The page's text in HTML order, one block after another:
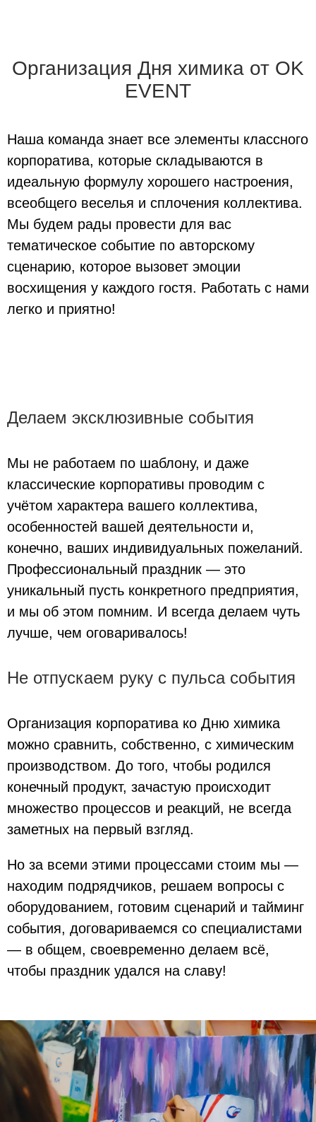
Организация Дня химика от OK
EVENT
Наша команда знает все элементы классного
корпоратива, которые складываются в
идеальную формулу хорошего настроения,
всеобщего веселья и сплочения коллектива.
Мы будем рады провести для вас
тематическое событие по авторскому
сценарию, которое вызовет эмоции
восхищения у каждого гостя. Работать с нами
легко и приятно!
Делаем эксклюзивные события
Мы не работаем по шаблону, и даже
классические корпоративы проводим с
учётом характера вашего коллектива,
особенностей вашей деятельности и,
конечно, ваших индивидуальных пожеланий.
Профессиональный праздник — это
уникальный пусть конкретного предприятия,
и мы об этом помним. И всегда делаем чуть
лучше, чем оговаривалось!
Не отпускаем руку с пульса события
Организация корпоратива ко Дню химика
можно сравнить, собственно, с химическим
производством. До того, чтобы родился
конечный продукт, зачастую происходит
множество процессов и реакций, не всегда
заметных на первый взгляд.
Но за всеми этими процессами стоим мы —
находим подрядчиков, решаем вопросы с
оборудованием, готовим сценарий и тайминг
события, договариваемся со специалистами
— в общем, своевременно делаем всё,
чтобы праздник удался на славу!